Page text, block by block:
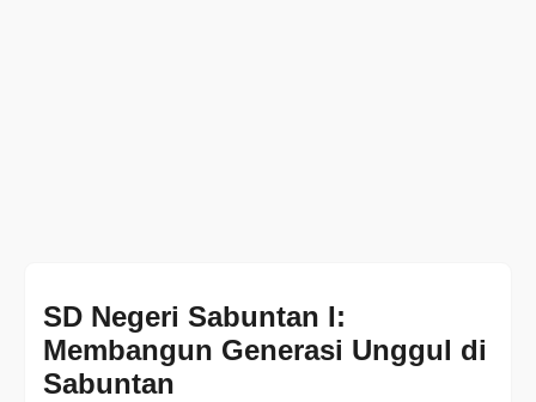
SD Negeri Sabuntan I:
Membangun Generasi Unggul di
Sabuntan